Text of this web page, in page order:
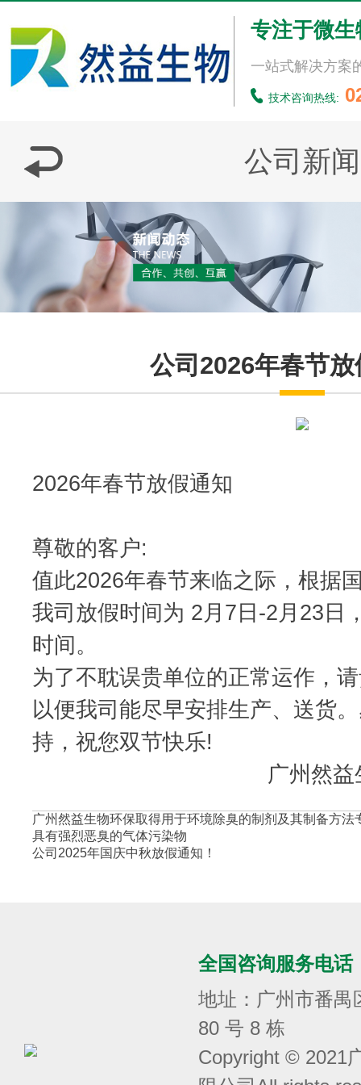
专注于微
一站式解决方案
技术咨询热线:
公司新闻
公司2026年春节
2026年春节放假通知
尊敬的客户:
值此2026年春节来临之际，根据
我司放假时间为 2月7日-2月23日
时间。
为了不耽误贵单位的正常运作，
以便我司能尽早安排生产、送货
持，祝您双节快乐!
广州然益生物环
广州然益生物环保取得用于环境除臭的制剂及其制备方
具有强烈恶臭的气体污染物
公司2025年国庆中秋放假通知！
全国咨询服务电话
地址：广州市番禺
80 号 8 栋
Copyright © 2021